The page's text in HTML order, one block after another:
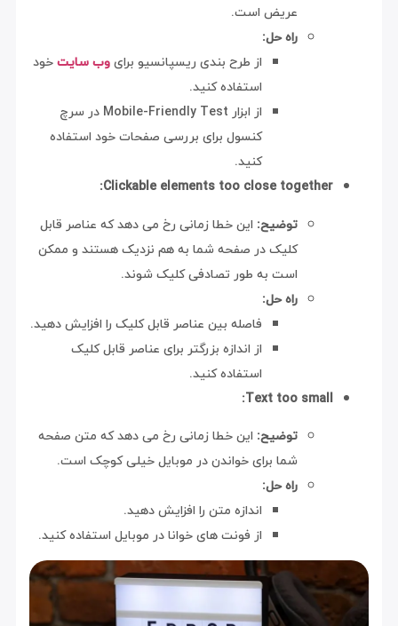
عریض است.
راه حل:
از طرح بندی ریسپانسیو برایوب سایتخود
استفاده کنید.
از ابزار Mobile-Friendly Test در سرچ
کنسول برای بررسی صفحات خود استفاده
کنید.
Clickable elements too close together:
توضیح: این خطا زمانی رخ می دهد که عناصر قابل
کلیک در صفحه شما به هم نزدیک هستند و ممکن
است به طور تصادفی کلیک شوند.
راه حل:
فاصله بین عناصر قابل کلیک را افزایش دهید.
از اندازه بزرگتر برای عناصر قابل کلیک
استفاده کنید.
Text too small:
توضیح: این خطا زمانی رخ می دهد که متن صفحه
شما برای خواندن در موبایل خیلی کوچک است.
راه حل:
اندازه متن را افزایش دهید.
از فونت های خوانا در موبایل استفاده کنید.